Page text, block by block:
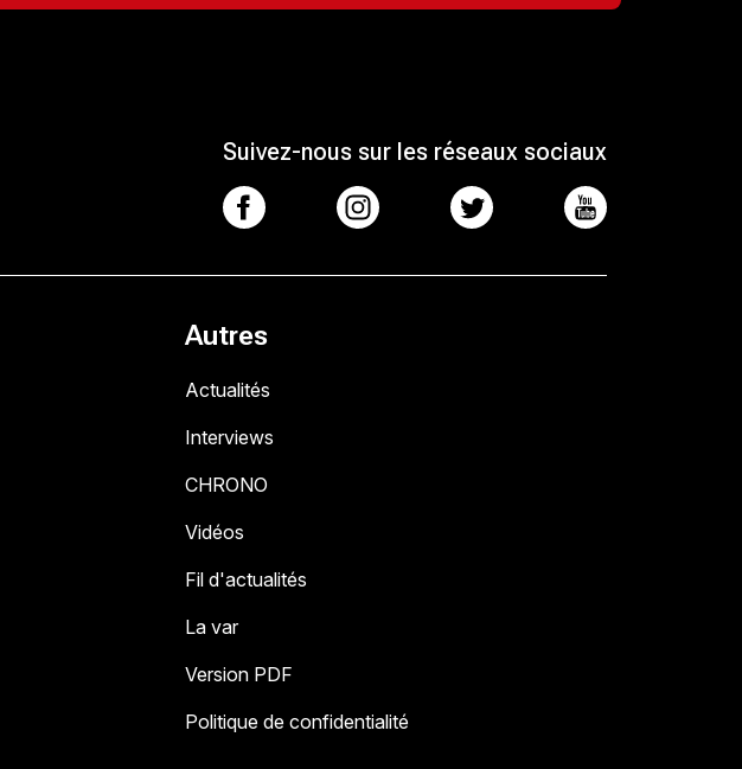
Suivez-nous sur les réseaux sociaux
Autres
Actualités
Interviews
CHRONO
Vidéos
Fil d'actualités
La var
Version PDF
Politique de confidentialité